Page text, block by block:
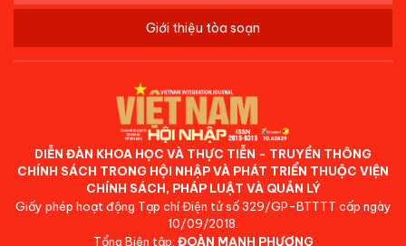
Giới thiệu tòa soạn
DIỄN ĐÀN KHOA HỌC VÀ THỰC TIỄN - TRUYỀN THÔNG
CHÍNH SÁCH TRONG HỘI NHẬP VÀ PHÁT TRIỂN THUỘC VIỆN
CHÍNH SÁCH, PHÁP LUẬT VÀ QUẢN LÝ
Giấy phép hoạt động Tạp chí Điện tử số 329/GP-BTTTT cấp ngày
10/09/2018.
Tổng Biên tập: ĐOÀN MẠNH PHƯƠNG